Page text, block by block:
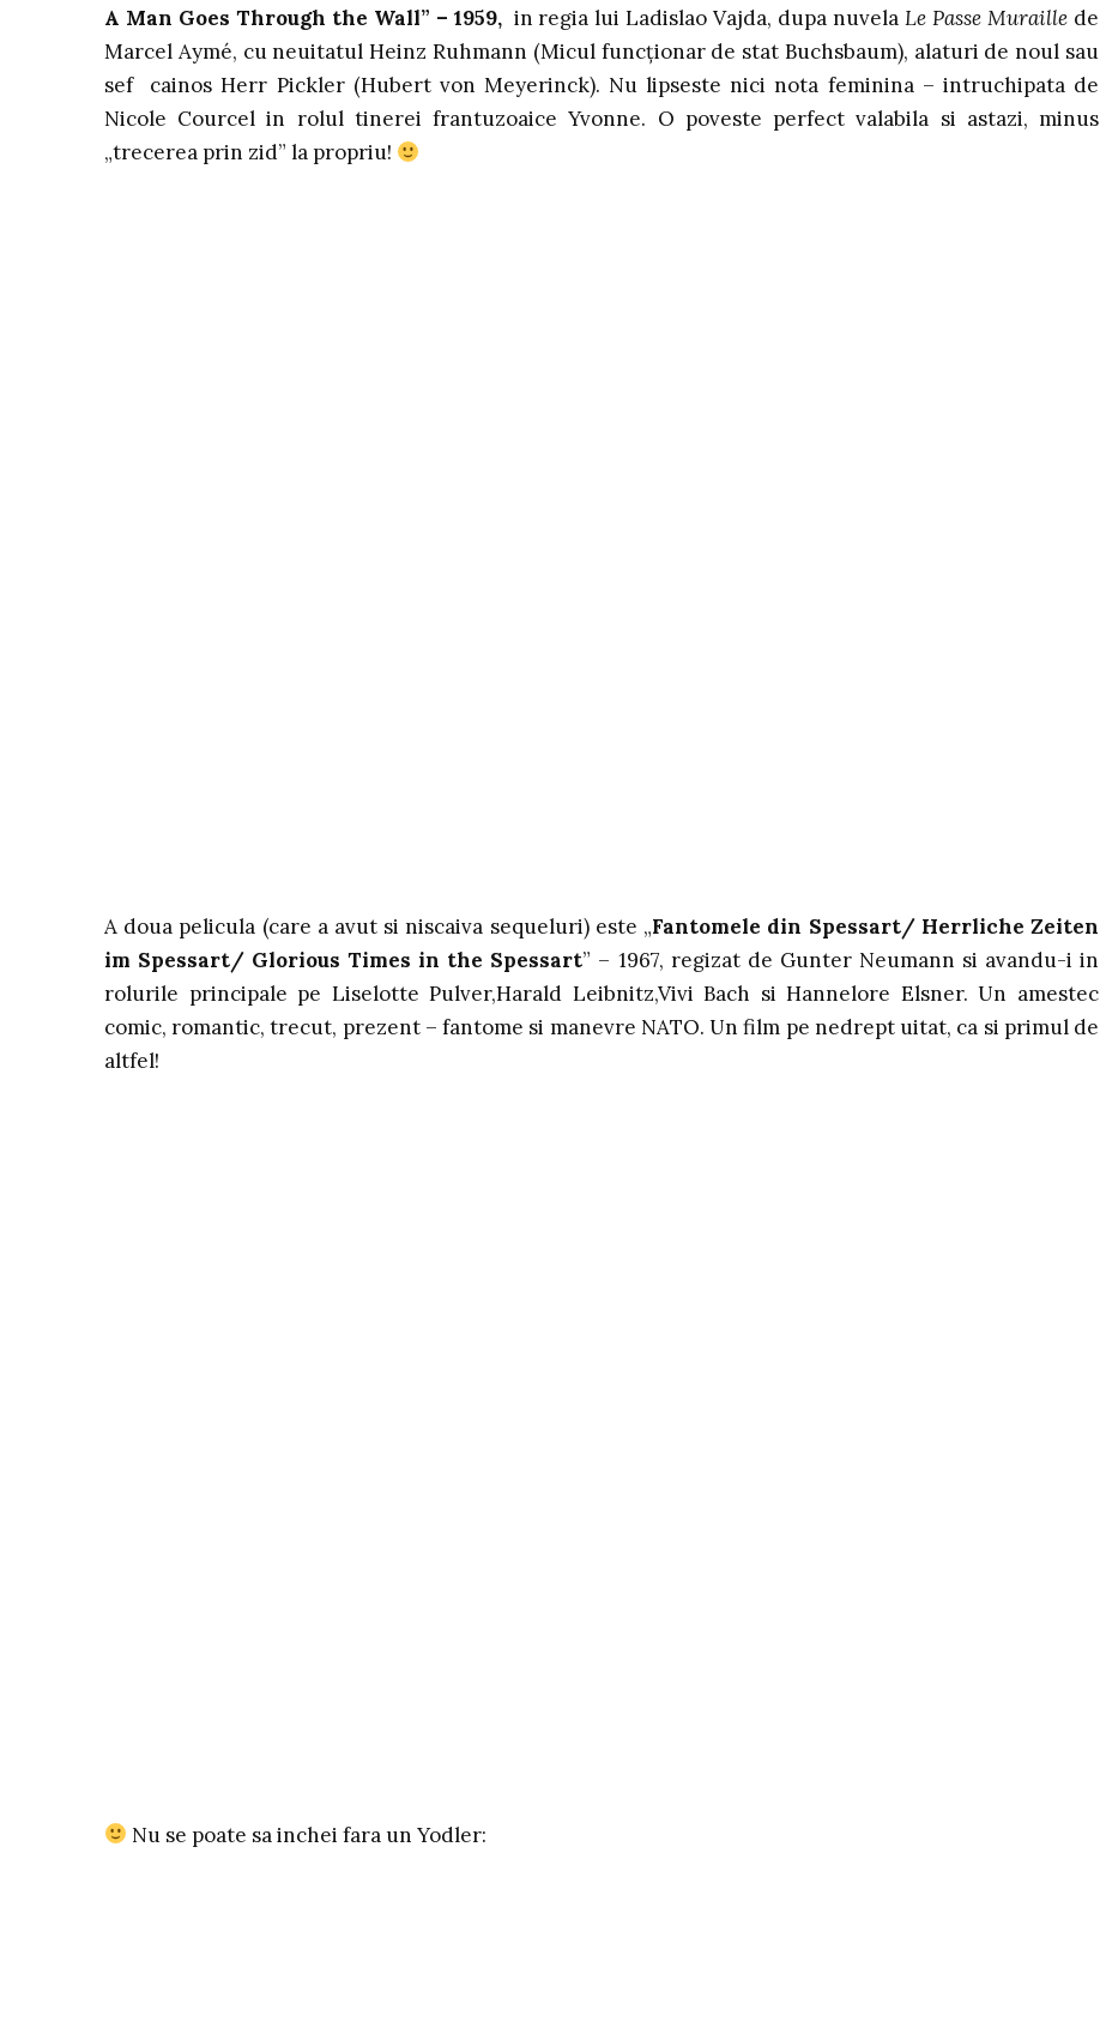
A Man Goes Through the Wall” – 1959, in regia lui Ladislao Vajda, dupa nuvelaLe Passe Muraille de
Marcel Aymé, cu neuitatul Heinz Ruhmann (Micul funcționar de stat Buchsbaum), alaturi de noul sau
sef cainos Herr Pickler (Hubert von Meyerinck). Nu lipseste nici nota feminina – intruchipata de
Nicole Courcel in rolul tinerei frantuzoaice Yvonne. O poveste perfect valabila si astazi, minus
„trecerea prin zid” la propriu!
A doua pelicula (care a avut si niscaiva sequeluri) este „Fantomele din Spessart/ Herrliche Zeiten
im Spessart/ Glorious Times in the Spessart” – 1967, regizat de Gunter Neumann si avandu-i in
rolurile principale pe Liselotte Pulver,Harald Leibnitz,Vivi Bach si Hannelore Elsner. Un amestec
comic, romantic, trecut, prezent – fantome si manevre NATO. Un film pe nedrept uitat, ca si primul de
altfel!
Nu se poate sa inchei fara un Yodler: